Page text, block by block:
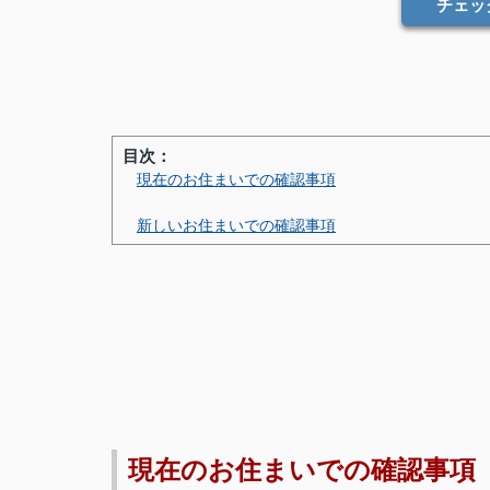
チェッ
目次：
現在のお住まいでの確認事項
新しいお住まいでの確認事項
現在のお住まいでの確認事項